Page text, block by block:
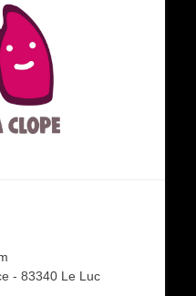
- 83340 Le Luc